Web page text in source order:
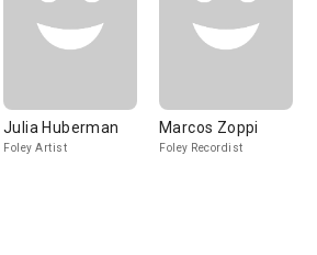
Julia Huberman
Foley Artist
Marcos Zoppi
Foley Recordist